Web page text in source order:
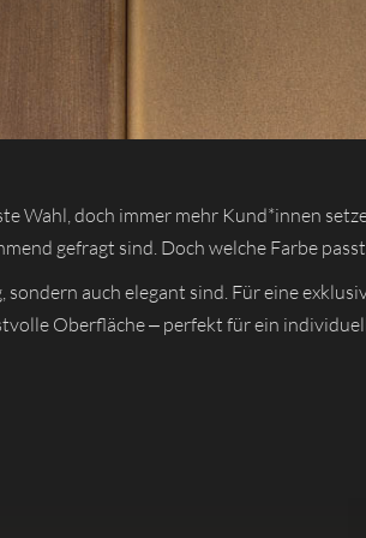
Wahl, doch immer mehr Kund*innen
gefragt sind. Doch welche Farbe
auch elegant sind. Für eine
Oberfläche – perfekt für ein